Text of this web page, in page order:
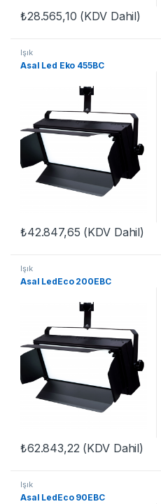
₺28.565,10 (KDV Dahil)
Işık
Asal Led Eko 455BC
₺42.847,65 (KDV Dahil)
Işık
Asal LedEco 200EBC
₺62.843,22 (KDV Dahil)
Işık
Asal LedEco 90EBC